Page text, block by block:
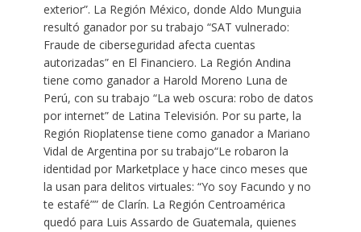
exterior”. La Región México, donde Aldo Munguia
resultó ganador por su trabajo “SAT vulnerado:
Fraude de ciberseguridad afecta cuentas
autorizadas” en El Financiero. La Región Andina
tiene como ganador a Harold Moreno Luna de
Perú, con su trabajo “La web oscura: robo de datos
por internet” de Latina Televisión. Por su parte, la
Región Rioplatense tiene como ganador a Mariano
Vidal de Argentina por su trabajo“Le robaron la
identidad por Marketplace y hace cinco meses que
la usan para delitos virtuales: “Yo soy Facundo y no
te estafé”” de Clarín. La Región Centroamérica
quedó para Luis Assardo de Guatemala, quienes